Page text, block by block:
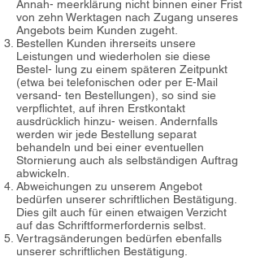
Annah- meerklärung nicht binnen einer Frist
von zehn Werktagen nach Zugang unseres
Angebots beim Kunden zugeht.
Bestellen Kunden ihrerseits unsere
Leistungen und wiederholen sie diese
Bestel- lung zu einem späteren Zeitpunkt
(etwa bei telefonischen oder per E-Mail
versand- ten Bestellungen), so sind sie
verpflichtet, auf ihren Erstkontakt
ausdrücklich hinzu- weisen. Andernfalls
werden wir jede Bestellung separat
behandeln und bei einer eventuellen
Stornierung auch als selbständigen Auftrag
abwickeln.
Abweichungen zu unserem Angebot
bedürfen unserer schriftlichen Bestätigung.
Dies gilt auch für einen etwaigen Verzicht
auf das Schriftformerfordernis selbst.
Vertragsänderungen bedürfen ebenfalls
unserer schriftlichen Bestätigung.